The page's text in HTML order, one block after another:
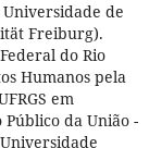
de
Freiburg).
do Rio
Humanos pela
em
da União -